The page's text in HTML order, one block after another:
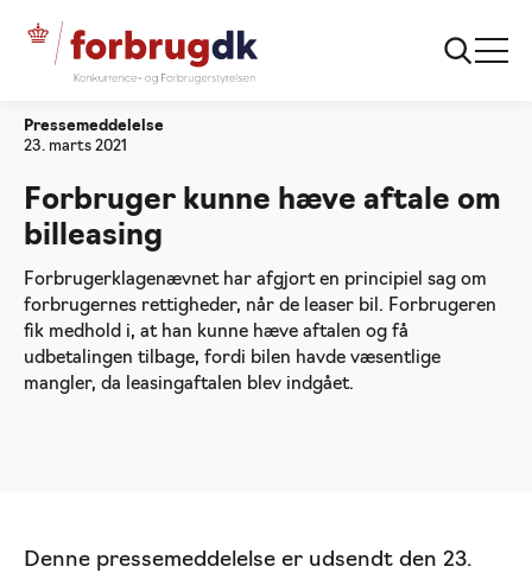
Forside Forbruger kunne hæve aftale om billeasing
Pressemeddelelse
23. marts 2021
Forbruger kunne hæve aftale om
billeasing
Forbrugerklagenævnet har afgjort en principiel sag om
forbrugernes rettigheder, når de leaser bil. Forbrugeren
fik medhold i, at han kunne hæve aftalen og få
udbetalingen tilbage, fordi bilen havde væsentlige
mangler, da leasingaftalen blev indgået.
Denne pressemeddelelse er udsendt den 23.